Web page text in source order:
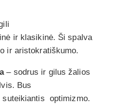
ir klasikinė. Ši spalva
ir aristokratiškumo.
– sodrus ir gilus žalios
Bus
suteikiantis optimizmo.